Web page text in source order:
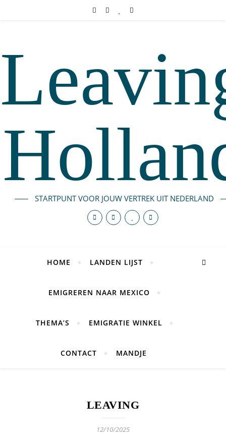
STARTPUNT VOOR JOUW VERTREK UIT NEDERLAND
HOME LANDEN LIJST
EMIGREREN NAAR MEXICO
THEMA’S EMIGRATIE WINKEL
CONTACT MANDJE
LEAVING
12/10/2025